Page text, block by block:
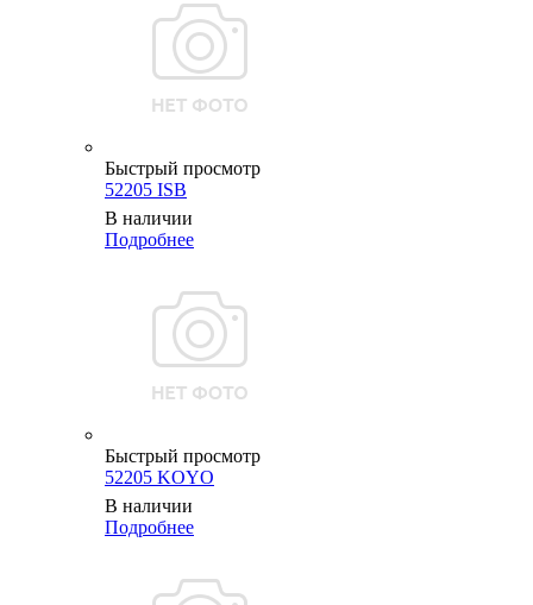
Быстрый просмотр
52205 ISB
В наличии
Подробнее
Быстрый просмотр
52205 KOYO
В наличии
Подробнее